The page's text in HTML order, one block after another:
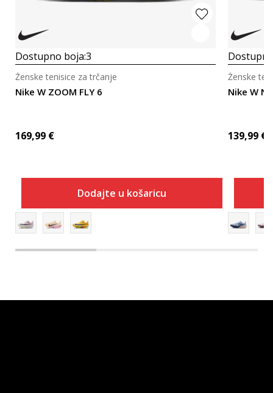
Dostupno boja:3
Nike W ZOOM FLY 6
Ženske tenisice za trčanje
169,99 €
Dodajte u košaricu
Nike W
Ženske
139,99 €